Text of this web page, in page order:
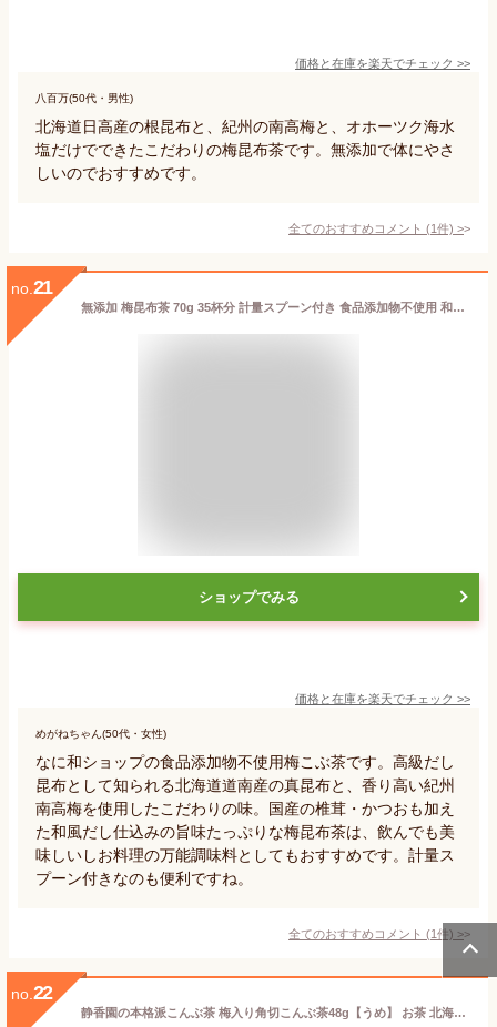
価格と在庫を楽天でチェック >>
八百万(50代・男性)
北海道日高産の根昆布と、紀州の南高梅と、オホーツク海水
塩だけでできたこだわりの梅昆布茶です。無添加で体にやさ
しいのでおすすめです。
全てのおすすめコメント (1件) >
no. 21
無添加 梅昆布茶 70g 35杯分 計量スプーン付き 食品添加物不使用 和歌山県紀州南高梅 しいたけ かつお だし 北海道道南産真昆布 うめこんぶちゃ 梅こぶ茶 調味料 料理 浪花昆布茶本舗 なに和ショップ なにわしょっぷ
ショップでみる
価格と在庫を楽天でチェック >>
めがねちゃん(50代・女性)
なに和ショップの食品添加物不使用梅こぶ茶です。高級だし
昆布として知られる北海道道南産の真昆布と、香り高い紀州
南高梅を使用したこだわりの味。国産の椎茸・かつおも加え
た和風だし仕込みの旨味たっぷりな梅昆布茶は、飲んでも美
味しいしお料理の万能調味料としてもおすすめです。計量ス
プーン付きなのも便利ですね。
全てのおすすめコメント (1件) >
no. 22
静香園の本格派こんぶ茶 梅入り角切こんぶ茶48g【うめ】 お茶 北海道 道産 梅 角切りこんぶ茶 梅昆布茶 紀州 角切り昆布茶 こんぶ茶 まるごと 塩昆布 昆布茶 国産 お土産 ご当地 観光 旅行 静香園 鳥取 米子 メール便 茶